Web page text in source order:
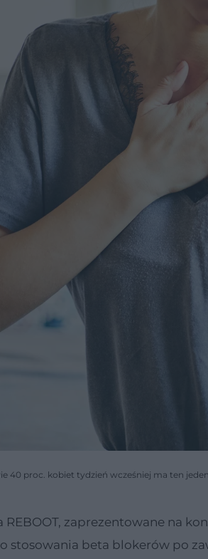
40 proc. kobiet tydzień wcześniej ma ten
REBOOT, zaprezentowane na
stosowania beta blokerów po